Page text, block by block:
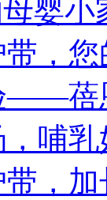
婴
，
——蓓
哺
，